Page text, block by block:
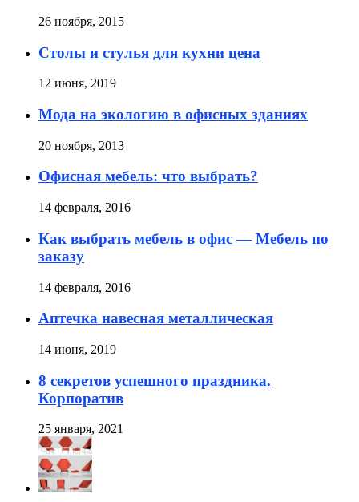
26 ноября, 2015
Столы и стулья для кухни цена
12 июня, 2019
Мода на экологию в офисных зданиях
20 ноября, 2013
Офисная мебель: что выбрать?
14 февраля, 2016
Как выбрать мебель в офис — Мебель по
заказу
14 февраля, 2016
Аптечка навесная металлическая
14 июня, 2019
8 секретов успешного праздника.
Корпоратив
25 января, 2021